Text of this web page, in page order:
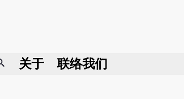
关于 联络我们